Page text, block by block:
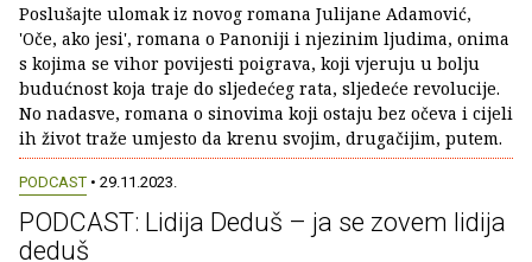
Poslušajte ulomak iz novog romana Julijane Adamović,
'Oče, ako jesi', romana o Panoniji i njezinim ljudima, onima
s kojima se vihor povijesti poigrava, koji vjeruju u bolju
budućnost koja traje do sljedećeg rata, sljedeće revolucije.
No nadasve, romana o sinovima koji ostaju bez očeva i cijeli
ih život traže umjesto da krenu svojim, drugačijim, putem.
PODCAST • 29.11.2023.
PODCAST: Lidija Deduš – ja se zovem lidija
deduš